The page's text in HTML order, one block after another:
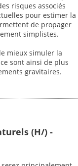
risques associés
pour estimer la
de propager
simplistes.
mieux simuler la
sont ainsi de plus
gravitaires.
(H/) -